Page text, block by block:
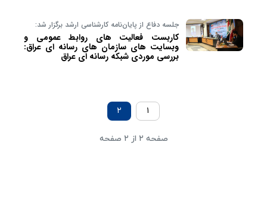
جلسه دفاع از پایان‌نامه کارشناسی ارشد برگزار شد:
کاربست فعالیت های روابط عمومی و
وبسایت های سازمان های رسانه ای عراق:
بررسی موردی شبکه رسانه ای عراق
صفحه ۲ از ۲ صفحه
۱ ۲